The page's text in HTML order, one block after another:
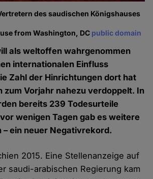
des saudischen Königshauses
from Washington, DC public domain
als weltoffen wahrgenommen
internationalen Einfluss
Zahl der Hinrichtungen dort hat
zum Vorjahr nahezu verdoppelt. In
bereits 239 Todesurteile
wenigen Tagen gab es weitere
– ein neuer Negativrekord.
2015. Eine Stellenanzeige auf
saudi-arabischen Regierung kam